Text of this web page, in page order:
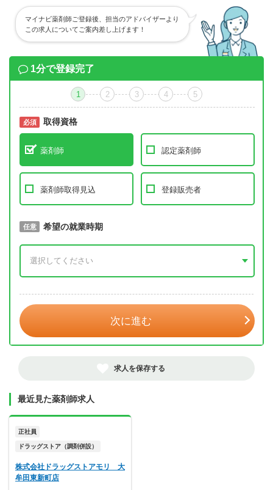
マイナビ薬剤師ご登録後、担当のアドバイザーより
この求人についてご案内差し上げます！
1分で登録完了
1 2 3 4 5
必須 取得資格
薬剤師 認定薬剤師
薬剤師取得見込 登録販売者
必須 取得予定年
任意 希望の就業時期
次に進む
求人を保存する
最近見た薬剤師求人
正社員
ドラッグストア（調剤併設）
株式会社ドラッグストアモリ 大
牟田東新町店